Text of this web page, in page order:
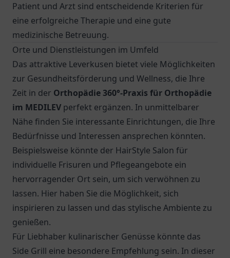
Patient und Arzt sind entscheidende Kriterien für
eine erfolgreiche Therapie und eine gute
medizinische Betreuung.
Orte und Dienstleistungen im Umfeld
Das attraktive Leverkusen bietet viele Möglichkeiten
zur Gesundheitsförderung und Wellness, die Ihre
Zeit in der Orthopädie 360°-Praxis für Orthopädie
im MEDILEV perfekt ergänzen. In unmittelbarer
Nähe finden Sie interessante Einrichtungen, die Ihre
Bedürfnisse und Interessen ansprechen könnten.
Beispielsweise könnte der HairStyle Salon für
individuelle Frisuren und Pflegeangebote ein
hervorragender Ort sein, um sich verwöhnen zu
lassen. Hier haben Sie die Möglichkeit, sich
inspirieren zu lassen und das stylische Ambiente zu
genießen.
Für Liebhaber kulinarischer Genüsse könnte das
Side Grill eine besondere Empfehlung sein. In dieser